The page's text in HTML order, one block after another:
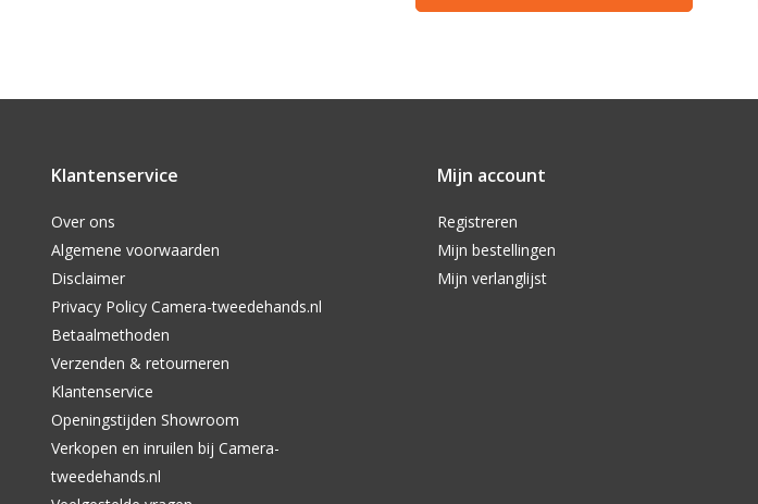
Klantenservice
Over ons
Algemene voorwaarden
Disclaimer
Privacy Policy Camera-tweedehands.nl
Betaalmethoden
Verzenden & retourneren
Klantenservice
Openingstijden Showroom
Verkopen en inruilen bij Camera-
tweedehands.nl
Mijn account
Registreren
Mijn bestellingen
Mijn verlanglijst